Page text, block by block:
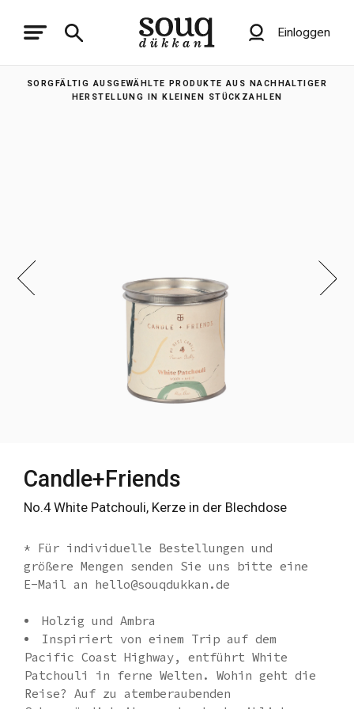
Einloggen
SORGFÄLTIG AUSGEWÄHLTE PRODUKTE AUS NACHHALTIGER
HERSTELLUNG IN KLEINEN STÜCKZAHLEN
Candle+Friends
No.4 White Patchouli, Kerze in der Blechdose
* Für individuelle Bestellungen und
größere Mengen senden Sie uns bitte eine
E-Mail an hello@souqdukkan.de
Holzig und Ambra
Inspiriert von einem Trip auf dem
Pacific Coast Highway, entführt White
Patchouli in ferne Welten. Wohin geht die
Reise? Auf zu atemberaubenden